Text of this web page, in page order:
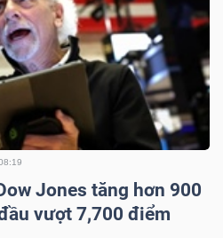
Jones tăng hơn 900
vượt 7,700 điểm